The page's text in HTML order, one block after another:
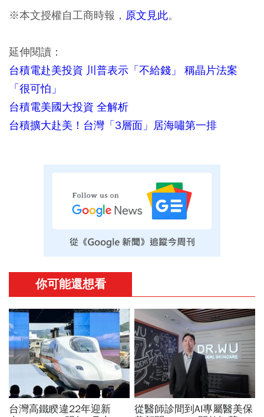
※本文授權自工商時報， 原文見此。
延伸閱讀：
台積電赴美投資 川普表示「不給錢」 稱晶片法案
「很可怕」
台積電美國大投資 全解析
台積擴大赴美！台灣「3層面」居海嘯第一排